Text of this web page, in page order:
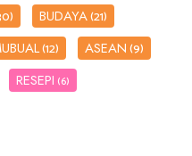
BUDAYA(21)
(12) ASEAN(9)
RESEPI (6)